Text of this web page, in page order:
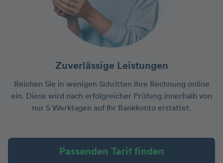
Zuverlässige Leistungen
Reichen Sie in wenigen Schritten Ihre Rechnung online
ein. Diese wird nach erfolgreicher Prüfung innerhalb von
nur 5 Werktagen auf Ihr Bankkonto erstattet.
Passenden Tarif finden